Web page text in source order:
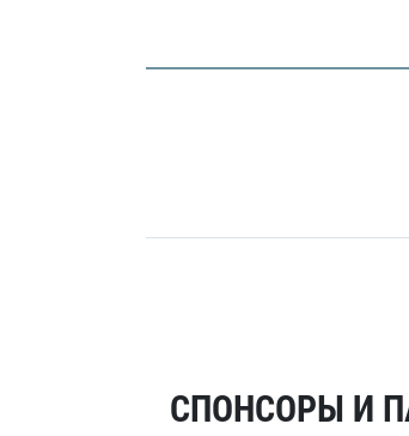
СПОНСОРЫ И